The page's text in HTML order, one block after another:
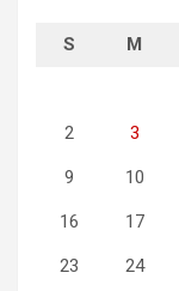
S M
2 3
9 10
16 17
23 24